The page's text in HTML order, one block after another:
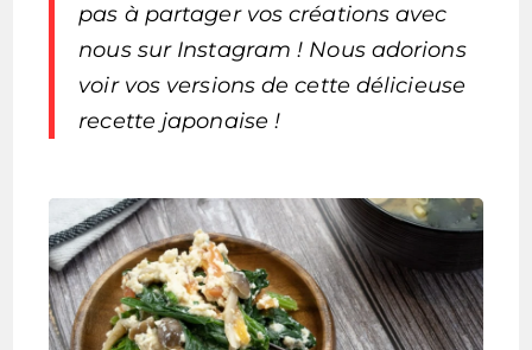
pas à partager vos créations avec
nous sur Instagram ! Nous adorions
voir vos versions de cette délicieuse
recette japonaise !